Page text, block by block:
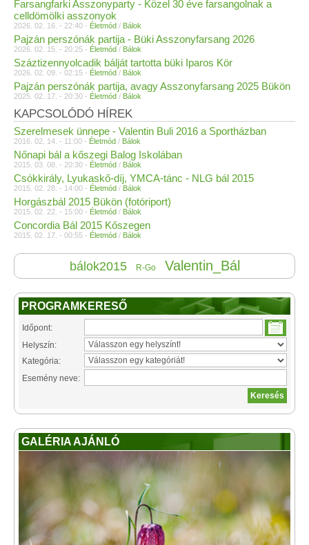
Farsangfarki Asszonyparty - Közel 30 éve farsangolnak a
celldömölki asszonyok
2026. 02. 16. - 22:40 - Életmód / Bálok
Pajzán perszónák partija - Büki Asszonyfarsang 2026
2026. 02. 15. - 20:25 - Életmód / Bálok
Száztizennyolcadik bálját tartotta büki Iparos Kör
2026. 02. 09. - 02:15 - Életmód / Bálok
Pajzán perszónák partija, avagy Asszonyfarsang 2025 Bükön
2025. 02. 17. - 20:30 - Életmód / Bálok
KAPCSOLÓDÓ HÍREK
Szerelmesek ünnepe - Valentin Buli 2016 a Sportházban
2016. 02. 14. - 11:00 - Életmód / Bálok
Nőnapi bál a kőszegi Balog Iskolában
2015. 03. 08. - 20:30 - Életmód / Bálok
Csókkirály, Lyukaskő-díj, YMCA-tánc - NLG bál 2015
2015. 02. 28. - 14:00 - Életmód / Bálok
Horgászbál 2015 Bükön (fotóriport)
2015. 02. 22. - 15:00 - Életmód / Bálok
Concordia Bál 2015 Kőszegen
2015. 02. 17. - 00:55 - Életmód / Bálok
bálok2015 R-Go Valentin_Bál
PROGRAMKERESŐ
Időpont:
Helyszín:
Kategória:
Esemény neve:
GALÉRIA AJÁNLÓ